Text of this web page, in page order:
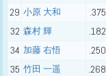
29 小原 大和 .375
32 森村 輝 .182
34 加藤 右悟 .250
35 竹田 一遥 .268